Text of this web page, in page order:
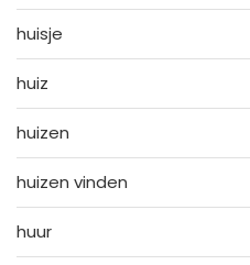
huisje
huiz
huizen
huizen vinden
huur